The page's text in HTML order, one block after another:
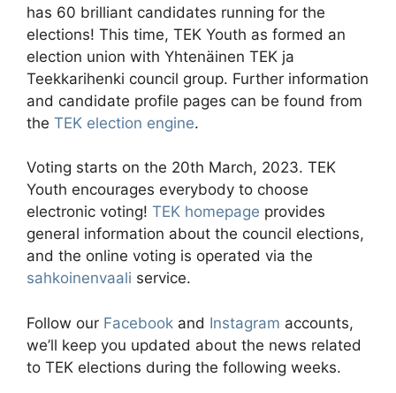
has 60 brilliant candidates running for the
elections! This time, TEK Youth as formed an
election union with Yhtenäinen TEK ja
Teekkarihenki council group. Further information
and candidate profile pages can be found from
the TEK election engine.
Voting starts on the 20th March, 2023. TEK
Youth encourages everybody to choose
electronic voting! TEK homepage provides
general information about the council elections,
and the online voting is operated via the
sahkoinenvaali service.
Follow our Facebook and Instagram accounts,
we’ll keep you updated about the news related
to TEK elections during the following weeks.